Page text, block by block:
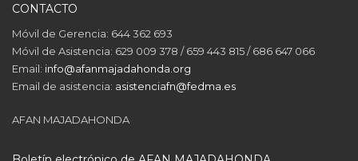
CONTACTO
Móvil de Gerencia: 644 362 693
Móvil de Asistencia: 629 009 378 / 659 443 815 / 686 647 066
Email: info@afanmajadahonda.org
Email de asistencia: asistenciafn@fedma.es
AFAN MAJADAHONDA